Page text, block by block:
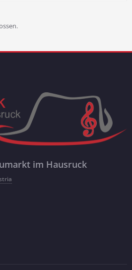
im Hausruck